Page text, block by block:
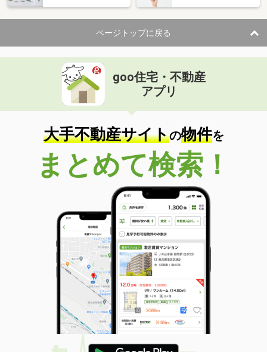
ページトップに戻る
goo住宅・不動産
アプリ
大手不動産サイトの物件を
まとめて検索！